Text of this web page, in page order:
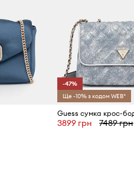
-47%
Ще -10% з кодом WEB*
3899 грн 7489 грн